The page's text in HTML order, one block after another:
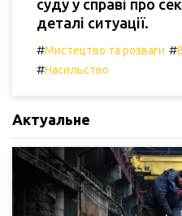
суду у справі про
деталі ситуації.
#Мистецтво та розваги #
#Насильство
Актуальне